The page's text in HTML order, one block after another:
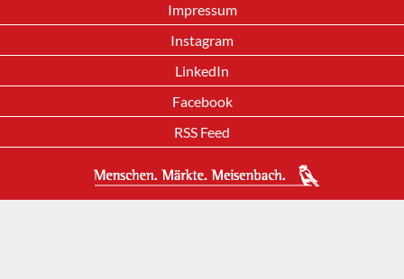
Impressum
Instagram
LinkedIn
Facebook
RSS Feed